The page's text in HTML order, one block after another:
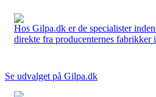
Hos Gilpa.dk er de specialister
direkte fra producenternes
Se udvalget på Gilpa.dk